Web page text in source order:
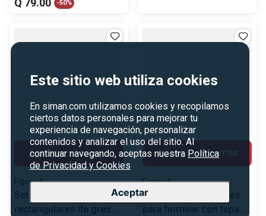
Este sitio web utiliza cookies
En siman.com utilizamos cookies y recopilamos
ciertos datos personales para mejorar tu
experiencia de navegación, personalizar
contenidos y analizar el uso del sitio. Al
continuar navegando, aceptas nuestra Política
de Privacidad y Cookies
Aceptar
Q 79.00 -50%
Agregar al carrito
Figmint
Set de moldes Figmint
Agregar al carrito
Figmint
Molde Figmint de gres